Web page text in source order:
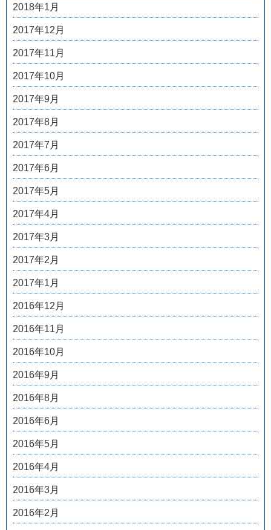
2018年1月
2017年12月
2017年11月
2017年10月
2017年9月
2017年8月
2017年7月
2017年6月
2017年5月
2017年4月
2017年3月
2017年2月
2017年1月
2016年12月
2016年11月
2016年10月
2016年9月
2016年8月
2016年6月
2016年5月
2016年4月
2016年3月
2016年2月